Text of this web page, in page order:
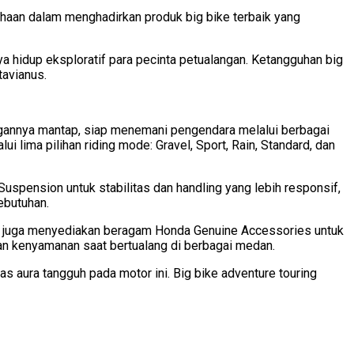
dalam menghadirkan produk big bike terbaik yang
hidup eksploratif para pecinta petualangan. Ketangguhan big
mantap, siap menemani pengendara melalui berbagai
lima pilihan riding mode: Gravel, Sport, Rain, Standard, dan
untuk stabilitas dan handling yang lebih responsif,
menyediakan beragam Honda Genuine Accessories untuk
kenyamanan saat bertualang di berbagai medan.
aura tangguh pada motor ini. Big bike adventure touring